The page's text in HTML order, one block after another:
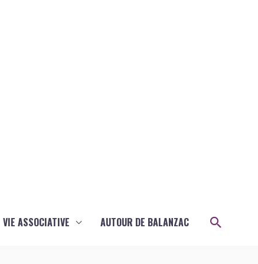
VIE ASSOCIATIVE AUTOUR DE BALANZAC